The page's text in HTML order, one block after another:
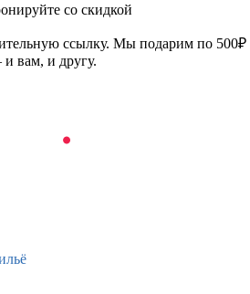
со скидкой
ссылку. Мы подарим по 500₽
вам, и другу.